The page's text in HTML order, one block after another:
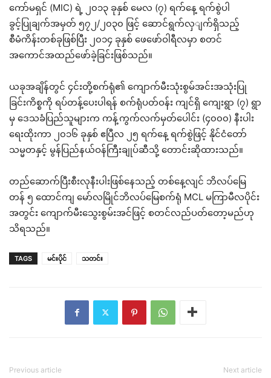
ကော်မရှင် (MIC) ရဲ့ ၂၀၁၃ ခုနှစ် မေလ (၇) ရက်နေ့ ရက်စွဲပါ
ခွင့်ပြုချက်အမှတ် ၅၇၂/၂၀၃၀ ဖြင့် ဆောင်ရွက်လှျက်ရှိသည့်
စီမံကိန်းတစ်ခုဖြစ်ပြီး ၂၀၁၄ ခုနှစ် ဖေဖော်ဝါရီလမှာ စတင်
အကောင်အထည်ဖော်ခဲ့ခြင်းဖြစ်သည်။
ယခုအချိန်တွင် ၄င်းတို့စက်ရုံ၏ ကျောက်မီးသုံးစွမ်အင်းအသုံးပြု
ခြင်းကိစ္စကို ရပ်တန့်ပေးပါရန် စက်ရုံပတ်ဝန်း ကျင်ရှိ ကျေးရွာ (၇) ရွာ
မှ ဒေသခံပြည်သူများက ကန့်ကွက်လက်မှတ်ပေါင်း (၄၀၀၀) နီးပါး
ရေးထိုးကာ ၂၀၁၆ ခုနှစ် ဧပြီလ ၂၅ ရက်နေ့ ရက်စွဲဖြင့် နိုင်ငံတော်
သမ္မတနှင့် မွန်ပြည်နယ်ဝန်ကြီးချုပ်ဆီသို့ တောင်းဆိုထားသည်။
တည်ဆောက်ပြီးစီးလုနီးပါးဖြစ်နေသည့် တစ်နေ့လျင် ဘိလပ်မြေ
တန် ၅ ထောင်ကျ မော်လမြိုင်ဘိလပ်မြေစက်ရုံ MCL မကြာမီလပိုင်း
အတွင်း ကျောက်မီးသွေးစွမ်းအင်ဖြင့် စတင်လည်ပတ်တော့မည်ဟု
သိရသည်။
TAGS မင်းပိုင် သတင်း
Previous article Next article